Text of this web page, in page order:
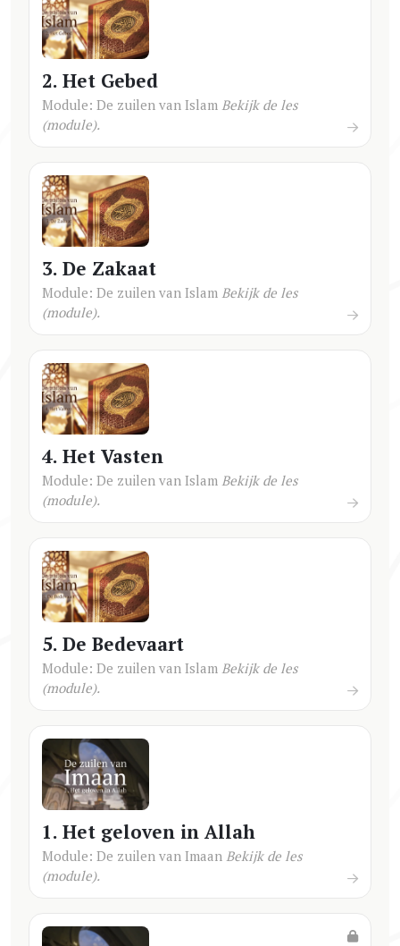
2. Het Gebed
Module: De zuilen van Islam Bekijk de les
(module).
3. De Zakaat
Module: De zuilen van Islam Bekijk de les
(module).
4. Het Vasten
Module: De zuilen van Islam Bekijk de les
(module).
5. De Bedevaart
Module: De zuilen van Islam Bekijk de les
(module).
1. Het geloven in Allah
Module: De zuilen van Imaan Bekijk de les
(module).